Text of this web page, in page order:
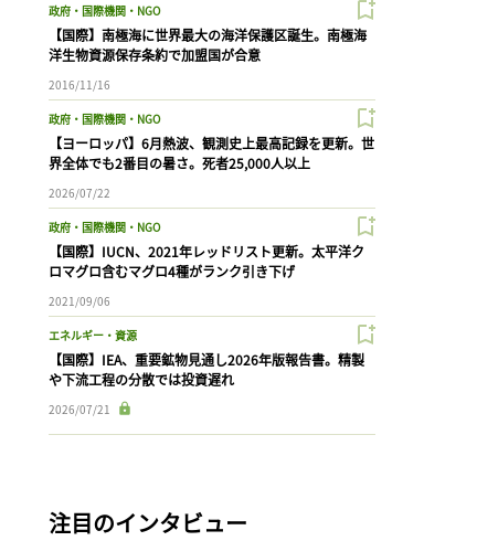
政府・国際機関・NGO
【国際】南極海に世界最大の海洋保護区誕生。南極海
洋生物資源保存条約で加盟国が合意
2016/11/16
政府・国際機関・NGO
【ヨーロッパ】6月熱波、観測史上最高記録を更新。世
界全体でも2番目の暑さ。死者25,000人以上
2026/07/22
政府・国際機関・NGO
【国際】IUCN、2021年レッドリスト更新。太平洋ク
ロマグロ含むマグロ4種がランク引き下げ
2021/09/06
エネルギー・資源
【国際】IEA、重要鉱物見通し2026年版報告書。精製
や下流工程の分散では投資遅れ
2026/07/21
注目のインタビュー